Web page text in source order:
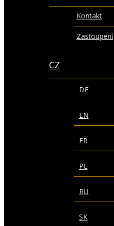
Kontakt
Zastoupení
CZ
DE
EN
FR
PL
RU
SK